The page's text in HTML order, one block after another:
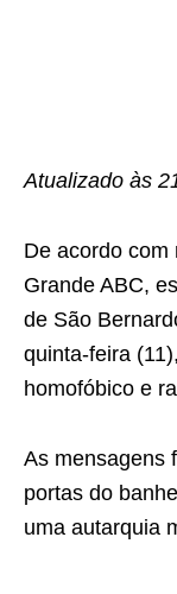
Atualizado às
De acordo com
Grande ABC,
de São
quinta-feira
homofóbico e
As mensagens
portas do
uma autarquia